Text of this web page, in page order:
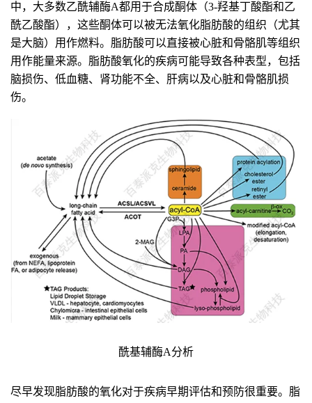
中，大多数乙酰辅酶A都用于合成酮体（3-羟基丁酸酯和乙
酰乙酸酯），这些酮体可以被无法氧化脂肪酸的组织（尤其
是大脑）用作燃料。脂肪酸可以直接被心脏和骨骼肌等组织
用作能量来源。脂肪酸氧化的疾病可能导致各种表型，包括
脑损伤、低血糖、肾功能不全、肝病以及心脏和骨骼肌损
伤。
酰基辅酶A分析
尽早发现脂肪酸的氧化对于疾病早期评估和预防很重要。脂